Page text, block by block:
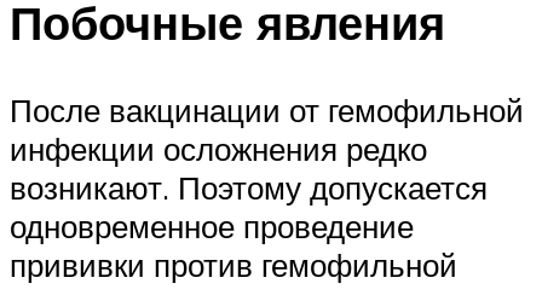
Побочные явления
После вакцинации от гемофильной
инфекции осложнения редко
возникают. Поэтому допускается
одновременное проведение
прививки против гемофильной